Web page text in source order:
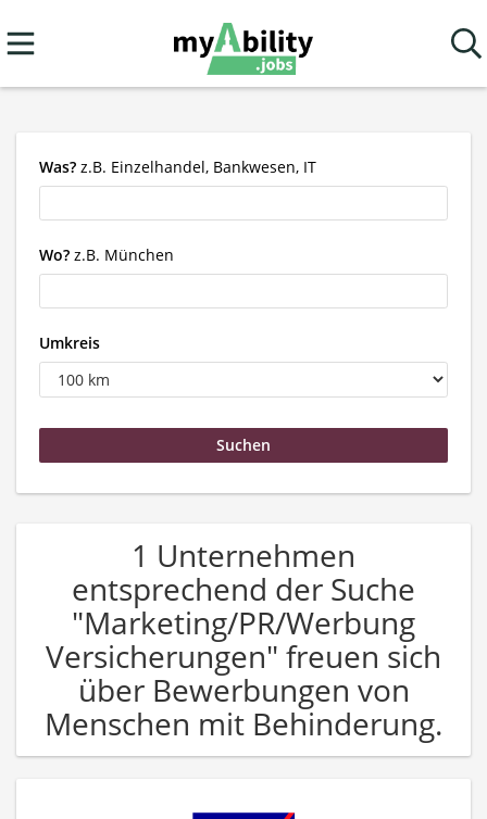
Was? z.B. Einzelhandel, Bankwesen, IT
Wo? z.B. München
Umkreis
1 Unternehmen
entsprechend der Suche
"Marketing/PR/Werbung
Versicherungen" freuen sich
über Bewerbungen von
Menschen mit Behinderung.